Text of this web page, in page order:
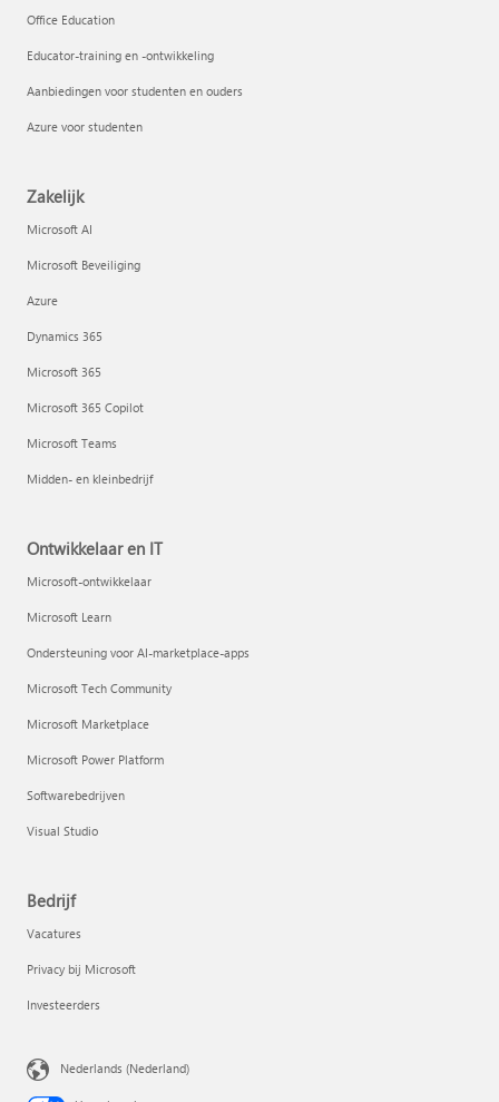
Office Education
Educator-training en -ontwikkeling
Aanbiedingen voor studenten en ouders
Azure voor studenten
Zakelijk
Microsoft AI
Microsoft Beveiliging
Azure
Dynamics 365
Microsoft 365
Microsoft 365 Copilot
Microsoft Teams
Midden- en kleinbedrijf
Ontwikkelaar en IT
Microsoft-ontwikkelaar
Microsoft Learn
Ondersteuning voor AI-marketplace-apps
Microsoft Tech Community
Microsoft Marketplace
Microsoft Power Platform
Softwarebedrijven
Visual Studio
Bedrijf
Vacatures
Privacy bij Microsoft
Investeerders
Nederlands (Nederland)